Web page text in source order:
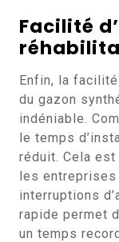
Facilité
Enfin, la
du gazon
indéniable.
le temps
réduit. Cela
les
interruptions
rapide permet
un temps